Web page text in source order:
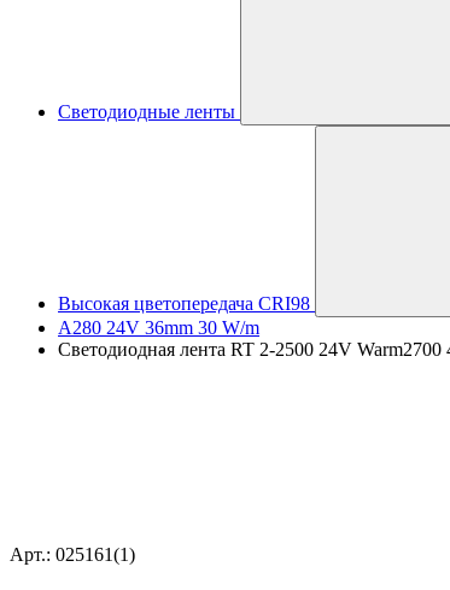
Светодиодные ленты
Высокая цветопередача CRI98
A280 24V 36mm 30 W/m
Светодиодная лента RT 2-2500 24V
Арт.: 025161(1)